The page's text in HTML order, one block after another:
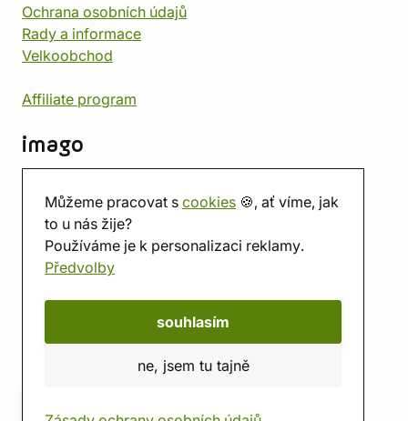
Můžeme pracovat s cookies 🍪, ať víme, jak
to u nás žije?
Používáme je k personalizaci reklamy.
Předvolby
souhlasím
ne, jsem tu tajně
Ochrana osobních údajů
Rady a informace
Velkoobchod
Affiliate program
imago
Prodejna
Herna
O nás
Hodnocení obchodu